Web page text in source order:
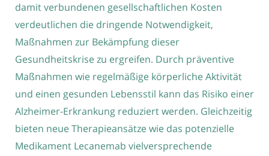
damit verbundenen gesellschaftlichen Kosten
verdeutlichen die dringende Notwendigkeit,
Maßnahmen zur Bekämpfung dieser
Gesundheitskrise zu ergreifen. Durch präventive
Maßnahmen wie regelmäßige körperliche Aktivität
und einen gesunden Lebensstil kann das Risiko einer
Alzheimer-Erkrankung reduziert werden. Gleichzeitig
bieten neue Therapieansätze wie das potenzielle
Medikament Lecanemab vielversprechende